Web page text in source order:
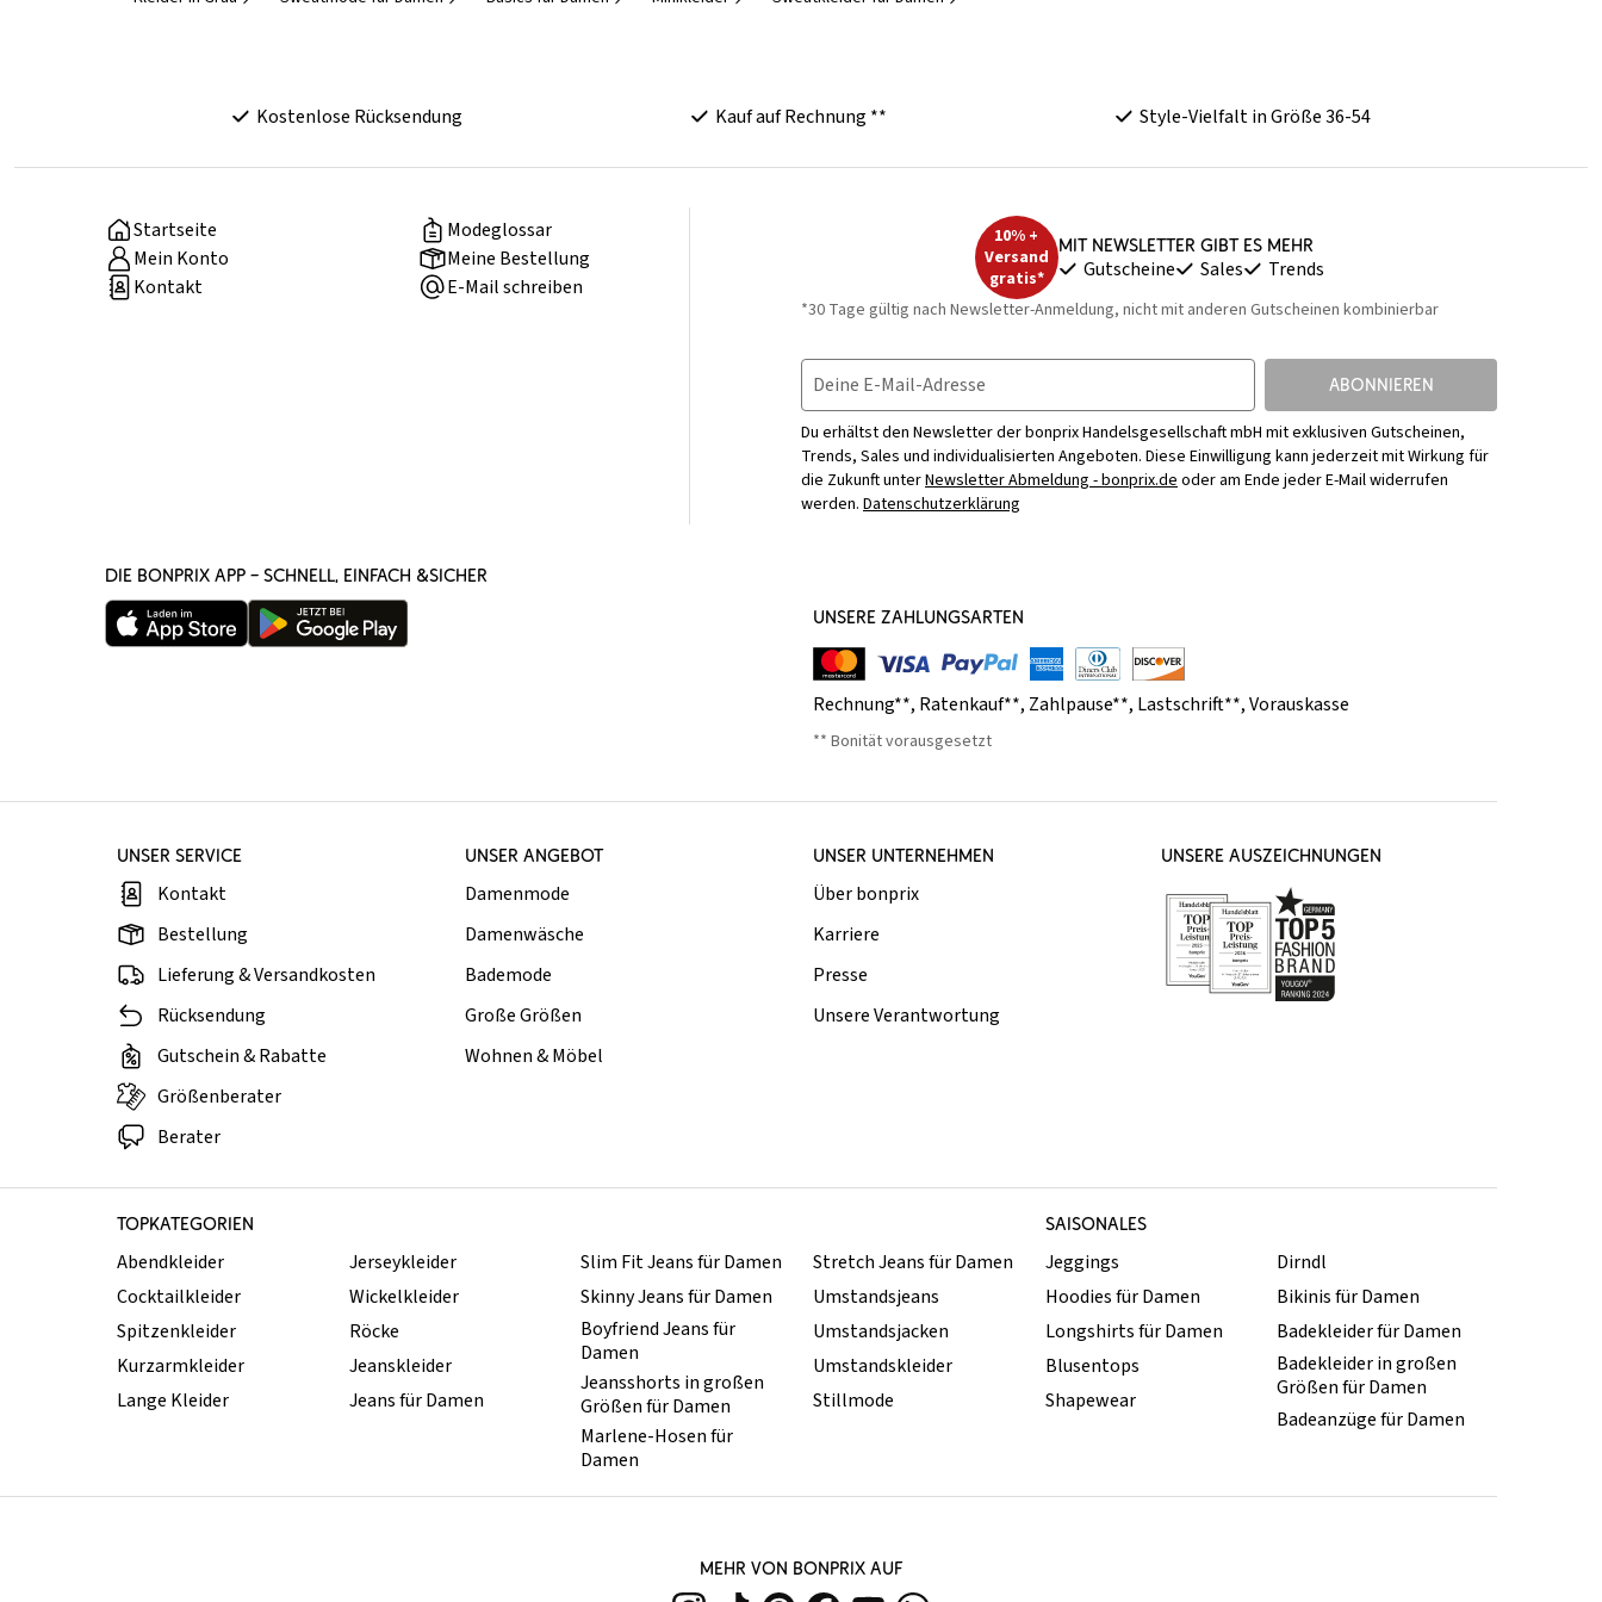
Kostenlose Rücksendung Kauf auf Rechnung ** Style-Vielfalt in Größe 36-54
Startseite
Modeglossar
Mein Konto
Meine Bestellung
Kontakt
E-Mail schreiben
10% +
Versand
gratis*
Mit Newsletter gibt es mehr
Gutscheine Sales Trends
*30 Tage gültig nach Newsletter-Anmeldung, nicht mit anderen Gutscheinen kombinierbar
Deine E-Mail-Adresse ABONNIEREN
Du erhältst den Newsletter der bonprix Handelsgesellschaft mbH mit exklusiven Gutscheinen,
Trends, Sales und individualisierten Angeboten. Diese Einwilligung kann jederzeit mit Wirkung für
die Zukunft unterNewsletter Abmeldung - bonprix.deoder am Ende jeder E-Mail widerrufen
werden. Datenschutzerklärung
DIE BONPRIX APP – SCHNELL, EINFACH &SICHER
UNSERE ZAHLUNGSARTEN
Rechnung**, Ratenkauf**, Zahlpause**, Lastschrift**,Vorauskasse
** Bonität vorausgesetzt
UNSER SERVICE
Kontakt
Bestellung
Lieferung & Versandkosten
Rücksendung
Gutschein & Rabatte
Größenberater
Berater
UNSER ANGEBOT
Damenmode
Damenwäsche
Bademode
Große Größen
Wohnen & Möbel
UNSER UNTERNEHMEN
Über bonprix
Karriere
Presse
Unsere Verantwortung
UNSERE AUSZEICHNUNGEN
TOPKATEGORIEN SAISONALES
Abendkleider
Cocktailkleider
Spitzenkleider
Kurzarmkleider
Lange Kleider
Jerseykleider
Wickelkleider
Röcke
Jeanskleider
Jeans für Damen
Slim Fit Jeans für Damen
Skinny Jeans für Damen
Boyfriend Jeans für
Damen
Jeansshorts in großen
Größen für Damen
Marlene-Hosen für
Damen
Stretch Jeans für Damen
Umstandsjeans
Umstandsjacken
Umstandskleider
Stillmode
Jeggings
Hoodies für Damen
Longshirts für Damen
Blusentops
Shapewear
Dirndl
Bikinis für Damen
Badekleider für Damen
Badekleider in großen
Größen für Damen
Badeanzüge für Damen
MEHR VON BONPRIX AUF